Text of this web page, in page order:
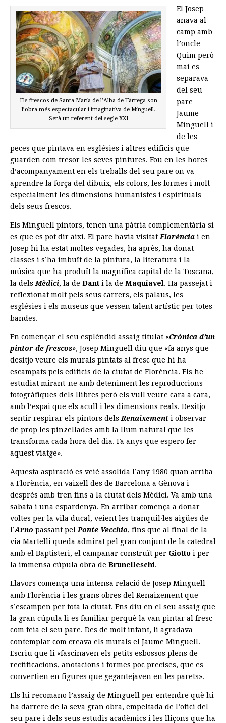
Els frescos de Santa Maria de l’Alba de Tàrrega son
l’obra més espectacular i imaginativa de Minguell.
Serà un referent del segle XXI
El Josep
anava al
camp amb
l’oncle
Quim però
mai es
separava
del seu
pare
Jaume
Minguell i
de les
peces que pintava en esglésies i altres edificis que
guarden com tresor les seves pintures. Fou en les hores
d’acompanyament en els treballs del seu pare on va
aprendre la força del dibuix, els colors, les formes i molt
especialment les dimensions humanistes i espirituals
dels seus frescos.
Els Minguell pintors, tenen una pàtria complementària si
es que es pot dir així. El pare havia visitat Florència i en
Josep hi ha estat moltes vegades, ha après, ha donat
classes i s’ha imbuït de la pintura, la literatura i la
música que ha produït la magnífica capital de la Toscana,
la dels Mèdici, la de Dant i la de Maquiavel. Ha passejat i
reflexionat molt pels seus carrers, els palaus, les
esglésies i els museus que vessen talent artístic per totes
bandes.
En començar el seu esplèndid assaig titulat «Crònica d’un
pintor de frescos», Josep Minguell diu que «fa anys que
desitjo veure els murals pintats al fresc que hi ha
escampats pels edificis de la ciutat de Florència. Els he
estudiat mirant-ne amb deteniment les reproduccions
fotogràfiques dels llibres però els vull veure cara a cara,
amb l’espai que els acull i les dimensions reals. Desitjo
sentir respirar els pintors dels Renaixement i observar
de prop les pinzellades amb la llum natural que les
transforma cada hora del dia. Fa anys que espero fer
aquest viatge».
Aquesta aspiració es veié assolida l’any 1980 quan arriba
a Florència, en vaixell des de Barcelona a Gènova i
després amb tren fins a la ciutat dels Mèdici. Va amb una
sabata i una espardenya. En arribar comença a donar
voltes per la vila ducal, veient les tranquil·les aigües de
l’Arno passant pel Ponte Vecchio, fins que al final de la
via Martelli queda admirat pel gran conjunt de la catedral
amb el Baptisteri, el campanar construït per Giotto i per
la immensa cúpula obra de Brunelleschi.
Llavors comença una intensa relació de Josep Minguell
amb Florència i les grans obres del Renaixement que
s’escampen per tota la ciutat. Ens diu en el seu assaig que
la gran cúpula li es familiar perquè la van pintar al fresc
com feia el seu pare. Des de molt infant, li agradava
contemplar com creava els murals el Jaume Minguell.
Escriu que li «fascinaven els petits esbossos plens de
rectificacions, anotacions i formes poc precises, que es
convertien en figures que gegantejaven en les parets».
Els hi recomano l’assaig de Minguell per entendre què hi
ha darrere de la seva gran obra, empeltada de l’ofici del
seu pare i dels seus estudis acadèmics i les lliçons que ha